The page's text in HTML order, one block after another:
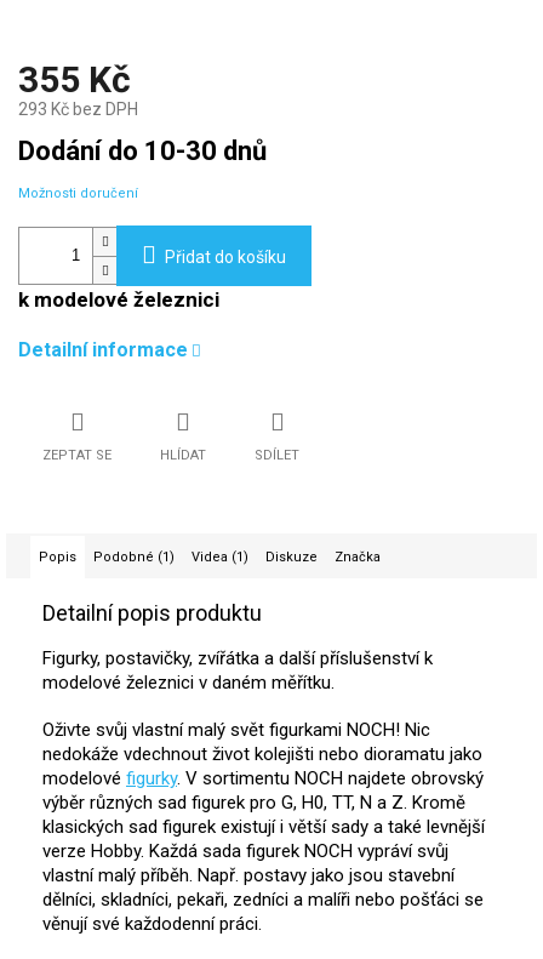
355 Kč
293 Kč bez DPH
Měrná
cena:
Dodání do 10-30 dnů
Možnosti doručení
Přidat do košíku
k modelové železnici
Detailní informace
ZEPTAT SE HLÍDAT SDÍLET
Popis Podobné (1) Videa (1) Diskuze Značka
Detailní popis produktu
Figurky, postavičky, zvířátka a další příslušenství k
modelové železnici v daném měřítku.
Oživte svůj vlastní malý svět figurkami NOCH! Nic
nedokáže vdechnout život kolejišti nebo dioramatu jako
modelové figurky. V sortimentu NOCH najdete obrovský
výběr různých sad figurek pro G, H0, TT, N a Z. Kromě
klasických sad figurek existují i ​​větší sady a také levnější
verze Hobby. Každá sada figurek NOCH vypráví svůj
vlastní malý příběh. Např. postavy jako jsou stavební
dělníci, skladníci, pekaři, zedníci a malíři nebo pošťáci se
věnují své každodenní práci.